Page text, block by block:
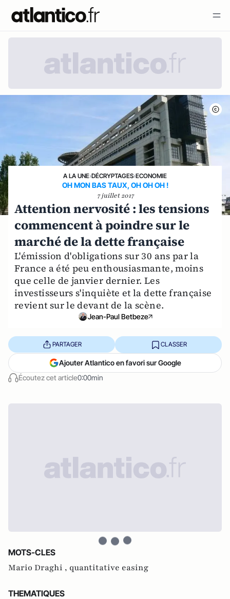
A LA UNE›DÉCRYPTAGES›ECONOMIE
OH MON BAS TAUX, OH OH OH !
7 juillet 2017
Attention nervosité : les tensions
commencent à poindre sur le
marché de la dette française
L'émission d'obligations sur 30 ans par la
France a été peu enthousiasmante, moins
que celle de janvier dernier. Les
investisseurs s'inquiète et la dette française
revient sur le devant de la scène.
Jean-Paul Betbeze
Écoutez cet article0:00min
PARTAGER CLASSER
Ajouter Atlantico en favori sur Google
MOTS-CLES
Mario Draghi , quantitative easing
THEMATIQUES